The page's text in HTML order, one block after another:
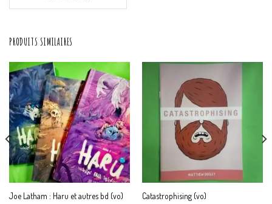
PRODUITS SIMILAIRES
Joe Latham : Haru et autres bd (vo) Catastrophising (vo)